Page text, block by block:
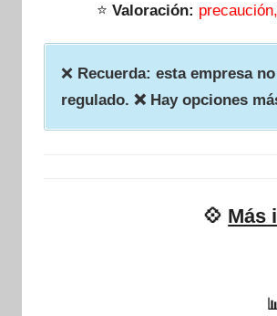
⭐ Valoración:
❌ Recuerda: esta empresa
regulado. ❌ Hay opciones
💠 Más